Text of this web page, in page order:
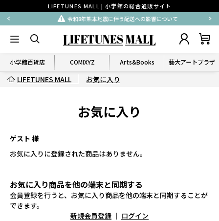
LIFETUNES MALL | 小学館の総合通販サイト
令和8年熊本地震に伴う配送への影響について
小学館百貨店 COMIXYZ Arts&Books 藝大アートプラザ
LIFETUNES MALL お気に入り
お気に入り
ゲスト 様
お気に入りに登録された商品はありません。
お気に入り商品を他の端末と同期する
会員登録を行うと、お気に入り商品を他の端末と同期することが
できます。
新規会員登録 ｜ ログイン